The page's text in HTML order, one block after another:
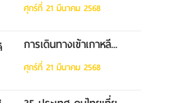
ศุกร์ที่ 21 มีนาคม 2568
การเดินทางเข้าเกาหลี...
ศุกร์ที่ 21 มีนาคม 2568